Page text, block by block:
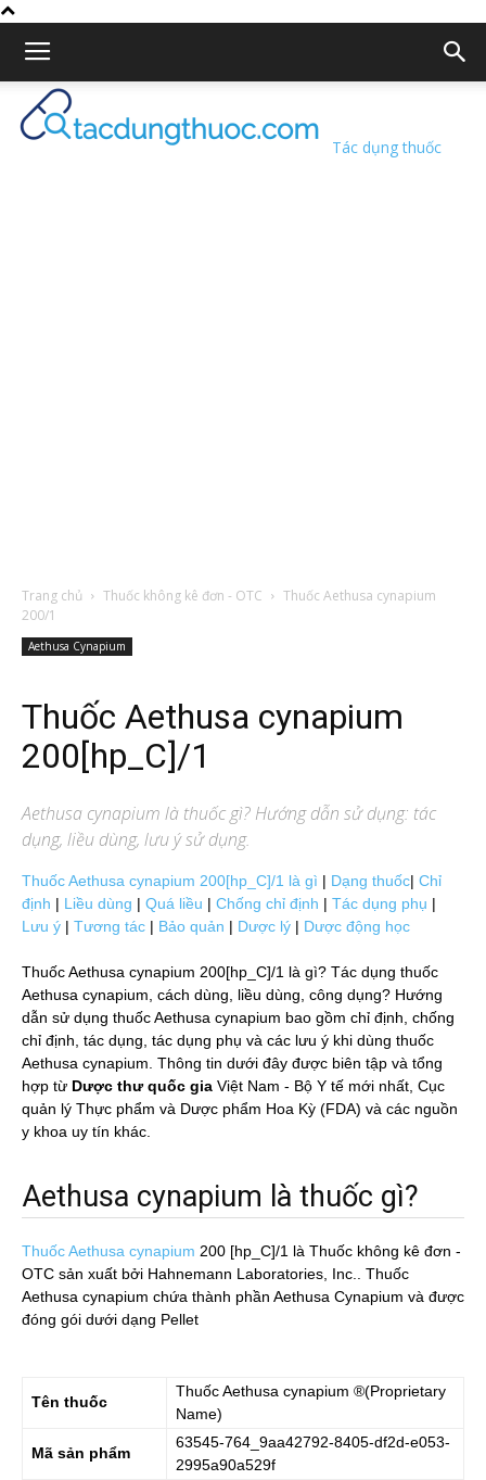
Tác dụng thuốc
Trang chủ Thuốc không kê đơn - OTC
Thuốc Aethusa cynapium
200/1
Aethusa Cynapium
Thuốc Aethusa cynapium
200[hp_C]/1
Aethusa cynapium là thuốc gì? Hướng dẫn sử dụng: tác
dụng, liều dùng, lưu ý sử dụng.
Thuốc Aethusa cynapium 200[hp_C]/1 là gì | Dạng thuốc| Chỉ
định | Liều dùng | Quá liều | Chống chỉ định | Tác dụng phụ |
Lưu ý | Tương tác | Bảo quản | Dược lý | Dược động học
Thuốc Aethusa cynapium 200[hp_C]/1 là gì? Tác dụng thuốc
Aethusa cynapium, cách dùng, liều dùng, công dụng? Hướng
dẫn sử dụng thuốc Aethusa cynapium bao gồm chỉ định, chống
chỉ định, tác dụng, tác dụng phụ và các lưu ý khi dùng thuốc
Aethusa cynapium. Thông tin dưới đây được biên tập và tổng
hợp từ Dược thư quốc gia Việt Nam - Bộ Y tế mới nhất, Cục
quản lý Thực phẩm và Dược phẩm Hoa Kỳ (FDA) và các nguồn
y khoa uy tín khác.
Aethusa cynapium là thuốc gì?
Thuốc Aethusa cynapium 200 [hp_C]/1 là Thuốc không kê đơn -
OTC sản xuất bởi Hahnemann Laboratories, Inc.. Thuốc
Aethusa cynapium chứa thành phần Aethusa Cynapium và được
đóng gói dưới dạng Pellet
Tên thuốc
ThuốcAethusa cynapium ®(Proprietary
Name)
Mã sản phẩm
63545-764_9aa42792-8405-df2d-e053-
2995a90a529f